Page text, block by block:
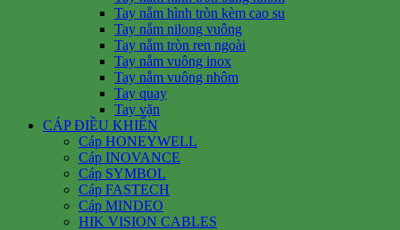
Tay nắm hình tròn kèm cao su
Tay nắm nilong vuông
Tay nắm tròn ren ngoài
Tay nắm vuông inox
Tay nắm vuông nhôm
Tay quay
Tay vặn
CÁP ĐIỀU KHIỂN
Cáp HONEYWELL
Cáp INOVANCE
Cáp SYMBOL
Cáp FASTECH
Cáp MINDEO
HIK VISION CABLES